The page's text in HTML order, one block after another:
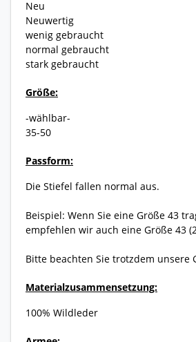
Neu
Neuwertig
wenig gebraucht
normal gebraucht
stark gebraucht
Größe:
-wählbar-
35-50
Passform:
Die Stiefel fallen normal aus.
Beispiel: Wenn Sie eine Größe 43
empfehlen wir auch eine Größe 43
Bitte beachten Sie trotzdem unsere
Materialzusammensetzung:
100% Wildleder